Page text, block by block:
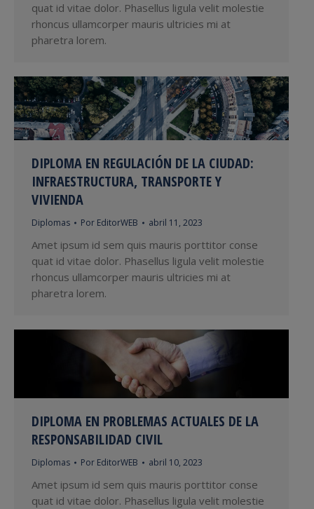
quat id vitae dolor. Phasellus ligula velit molestie
rhoncus ullamcorper mauris ultricies mi at
pharetra lorem.
DIPLOMA EN REGULACIÓN DE LA CIUDAD:
INFRAESTRUCTURA, TRANSPORTE Y
VIVIENDA
Diplomas Por EditorWEB abril 11, 2023
Amet ipsum id sem quis mauris porttitor conse
quat id vitae dolor. Phasellus ligula velit molestie
rhoncus ullamcorper mauris ultricies mi at
pharetra lorem.
DIPLOMA EN PROBLEMAS ACTUALES DE LA
RESPONSABILIDAD CIVIL
Diplomas Por EditorWEB abril 10, 2023
Amet ipsum id sem quis mauris porttitor conse
quat id vitae dolor. Phasellus ligula velit molestie